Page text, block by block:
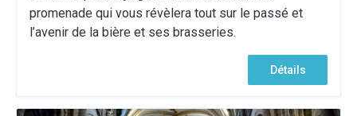
promenade qui vous révèlera tout sur le passé et
l’avenir de la bière et ses brasseries.
Détails